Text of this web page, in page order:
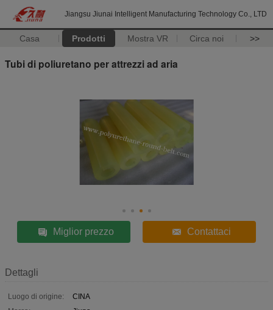
Jiangsu Jiunai Intelligent Manufacturing Technology Co., LTD
Casa Prodotti Mostra VR Circa noi >>
Tubi di poliuretano per attrezzi ad aria
Miglior prezzo Contattaci
Dettagli
Luogo di origine:
CINA